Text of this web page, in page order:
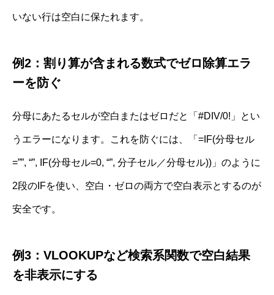
いない行は空白に保たれます。
例2：割り算が含まれる数式でゼロ除算エラ
ーを防ぐ
分母にあたるセルが空白またはゼロだと「#DIV/0!」とい
うエラーになります。これを防ぐには、「=IF(分母セル
=””, “”, IF(分母セル=0, “”, 分子セル／分母セル))」のように
2段のIFを使い、空白・ゼロの両方で空白表示とするのが
安全です。
例3：VLOOKUPなど検索系関数で空白結果
を非表示にする